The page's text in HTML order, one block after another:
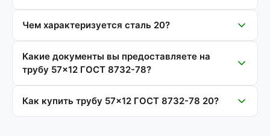
Чем характеризуется сталь 20?
Какие документы вы предоставляете на
трубу 57×12 ГОСТ 8732-78?
Как купить трубу 57×12 ГОСТ 8732-78 20?